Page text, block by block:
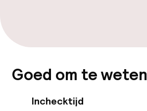
Schoonmaakvoorzieningen
Goed om te weten
Inchecktijd